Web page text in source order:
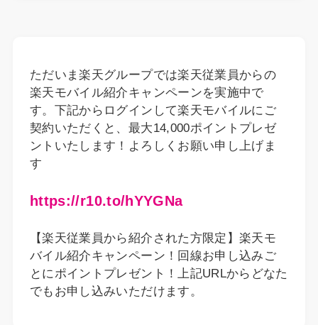
ただいま楽天グループでは楽天従業員からの
楽天モバイル紹介キャンペーンを実施中で
す。下記からログインして楽天モバイルにご
契約いただくと、最大14,000ポイントプレゼ
ントいたします！よろしくお願い申し上げま
す
https://r10.to/hYYGNa
【楽天従業員から紹介された方限定】楽天モ
バイル紹介キャンペーン！回線お申し込みご
とにポイントプレゼント！上記URLからどなた
でもお申し込みいただけます。